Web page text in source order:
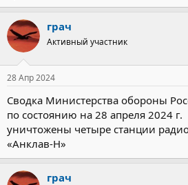
грач
Активный участник
28 Апр 2024
Сводка Министерства обороны
по состоянию на 28 апреля 2024 г.
уничтожены четыре станции
«Анклав-Н»
грач